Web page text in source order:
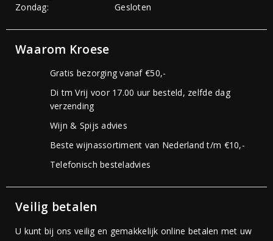
Zondag:
Gesloten
Waarom Kroese
Gratis bezorging vanaf €50,-
Di tm Vrij voor 17.00 uur besteld, zelfde dag
verzending
Wijn & Spijs advies
Beste wijnassortiment van Nederland t/m €10,-
Telefonisch besteladvies
Veilig betalen
U kunt bij ons veilig en gemakkelijk online betalen met uw